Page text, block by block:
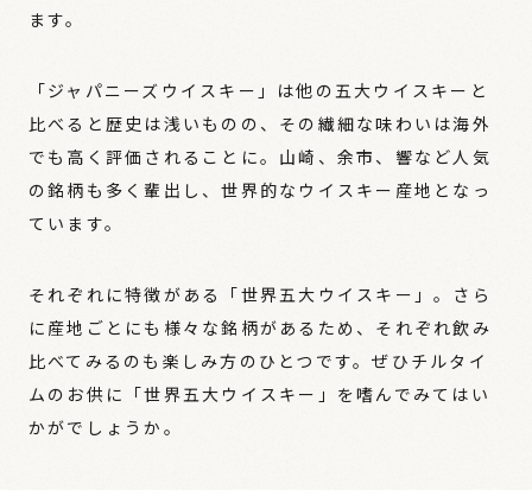
ます。
「ジャパニーズウイスキー」は他の五大ウイスキーと
比べると歴史は浅いものの、その繊細な味わいは海外
でも高く評価されることに。山崎、余市、響など人気
の銘柄も多く輩出し、世界的なウイスキー産地となっ
ています。
それぞれに特徴がある「世界五大ウイスキー」。さら
に産地ごとにも様々な銘柄があるため、それぞれ飲み
比べてみるのも楽しみ方のひとつです。ぜひチルタイ
ムのお供に「世界五大ウイスキー」を嗜んでみてはい
かがでしょうか。